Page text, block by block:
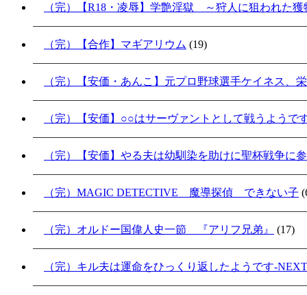
（完）【R18・凌辱】学艶淫獄 ～狩人に狙われた獲
（完）【合作】マギアリウム (19)
（完）【安価・あんこ】元プロ野球選手ケイネス、
（完）【安価】○○はサーヴァントとして戦うようで
（完）【安価】やる夫は幼馴染を助けに聖杯戦争に
（完）MAGIC DETECTIVE 魔導探偵 できない子
（完）オルドー国偉人史一節 『アリフ兄弟』 (17)
（完）キル夫は運命をひっくり返したようです-